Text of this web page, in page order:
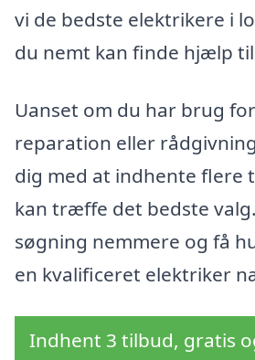
vi de bedste elektrikere i
du nemt kan finde hjælp
Uanset om du har brug
reparation eller
dig med at indhente flere
kan træffe det bedste
søgning nemmere og få
en kvalificeret elektriker
Indhent 3 tilbud, gratis